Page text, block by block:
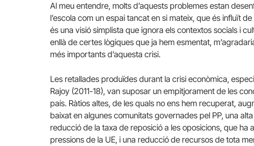
Al meu entendre, molts d’aquests problemes estan
l’escola com un espai tancat en si mateix, que és influït
és una visió simplista que ignora els contextos socials i
enllà de certes lògiques que ja hem esmentat,
més importants d’aquesta crisi.
Les retallades produïdes durant la crisi econòmica,
Rajoy (2011-18), van suposar un empitjorament de les
país. Ràtios altes, de les quals no ens hem recuperat,
baixat en algunes comunitats governades pel PP, una
reducció de la taxa de reposició a les oposicions, que
pressions de la UE, i una reducció de recursos de tota